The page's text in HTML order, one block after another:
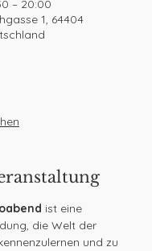
– 20:00
1, 64404
ist eine
die Welt der
und zu